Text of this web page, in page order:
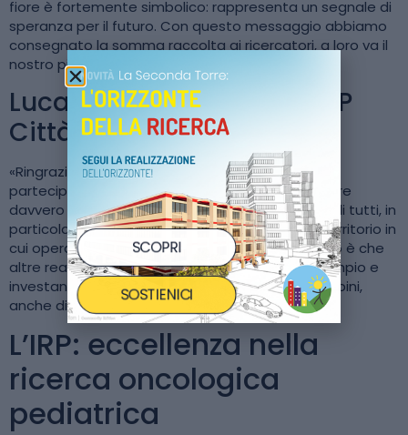
fiore è fortemente simbolico: rappresenta un segnale di
speranza per il futuro. Con questo messaggio abbiamo
consegnato la somma raccolta ai ricercatori, a loro va il
nostro più grande in bocca al lupo.»
Luca Primavera, AD dell’IRP
Città della Speranza
«Ringraziamo Tigotà e tutti coloro che hanno
partecipato a questa iniziativa. La ricerca, per fare
davvero la differenza, ha bisogno del sostegno di tutti, in
particolare delle aziende che hanno a cuore il territorio in
cui operano e le generazioni future. Il mio augurio è che
altre realtà imprenditoriali seguano questo esempio e
investano sulla scienza e sul futuro di tutti i bambini,
anche di quelli malati.»
L’IRP: eccellenza nella
ricerca oncologica
pediatrica
SCOPRI
SOSTIENICI